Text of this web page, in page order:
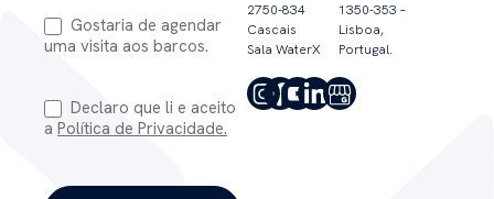
Gostaria de agendar
uma visita aos barcos.
Declaro que li e aceito
a Política de Privacidade.
2750-834
Cascais
Sala WaterX
1350-353 –
Lisboa,
Portugal.